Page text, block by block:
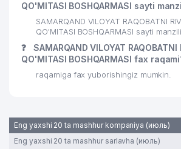
QO'MITASI BOSHQARMASI sayti
SAMARQAND VILOYAT RAQOBATNI
QO'MITASI BOSHQARMASI sayti
❓
SAMARQAND VILOYAT
QO'MITASI BOSHQARMASI fax
raqamiga fax yuborishingiz mumkin.
Eng yaxshi 20 ta mashhur kompaniya (июль)
Eng yaxshi 20 ta mashhur sarlavha (июль)